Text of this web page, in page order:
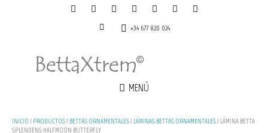
+34 677 820 024
MENÚ
INICIO / PRODUCTOS/ BETTAS ORNAMENTALES/ LÁMINAS BETTAS ORNAMENTALES/ LÁMINA BETTA
SPLENDENS HALFMOON BUTTERFLY